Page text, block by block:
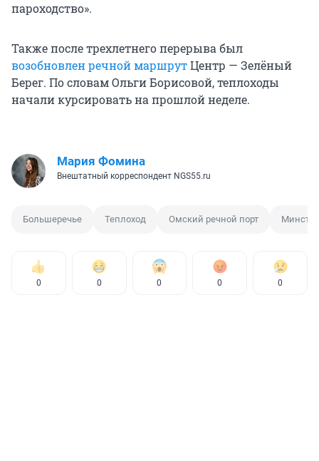
пароходство».
Также после трехлетнего перерыва был
возобновлен речной маршрутЦентр — Зелёный
Берег. По словам Ольги Борисовой, теплоходы
начали курсировать на прошлой неделе.
Мария Фомина
Внештатный корреспондент NGS55.ru
Большеречье Теплоход Омский речной порт
0 0 0 0 0